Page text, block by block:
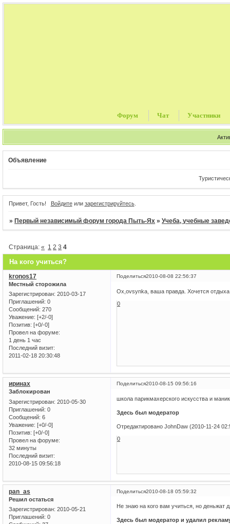
Форум Чат Участники
Объявление
Туристические
Привет, Гость! Войдитеили зарегистрируйтесь.
»Первый независимый форум города Пыть-Ях »Учеба, учебные
На кого учиться?
Страница:« 1 2 3 4
Поделиться2010-08-08 22:56:37
kronos17
Местный сторожила
Зарегистрирован: 2010-03-17
Приглашений: 0
Сообщений: 270
Уважение: [+2/-0]
Позитив: [+0/-0]
Провел на форуме:
1 день 1 час
Последний визит:
2011-02-18 20:30:48
Ох,ovsynka, ваша правда. Хочется
0
Поделиться2010-08-15 09:56:16
иринах
Заблокирован
Зарегистрирован: 2010-05-30
Приглашений: 0
Сообщений: 6
Уважение: [+0/-0]
Позитив: [+0/-0]
Провел на форуме:
32 минуты
Последний визит:
2010-08-15 09:56:18
школа парикмахерского искусства и
Здесь был модератор
Отредактировано JohnDaw (2010-11-24
0
Поделиться2010-08-18 05:59:32
pan_as
Решил остаться
Зарегистрирован: 2010-05-21
Приглашений: 0
Не знаю на кого вам учиться, но деньжат
Здесь был модератор и удалил